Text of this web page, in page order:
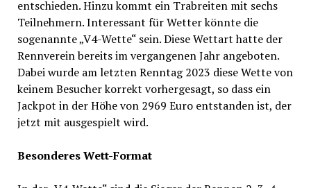
entschieden. Hinzu kommt ein Trabreiten mit sechs
Teilnehmern. Interessant für Wetter könnte die
sogenannte „V4-Wette“ sein. Diese Wettart hatte der
Rennverein bereits im vergangenen Jahr angeboten.
Dabei wurde am letzten Renntag 2023 diese Wette von
keinem Besucher korrekt vorhergesagt, so dass ein
Jackpot in der Höhe von 2969 Euro entstanden ist, der
jetzt mit ausgespielt wird.
Besonderes Wett-Format